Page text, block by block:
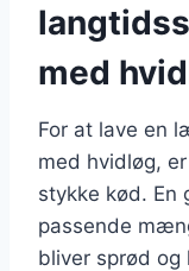
med
For at lave en
med hvidløg,
stykke kød. En
passende
bliver sprød